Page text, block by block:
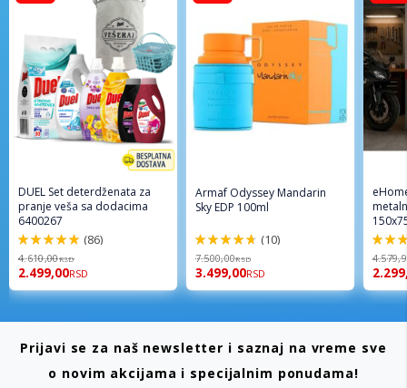
DUEL Set deterdženata za
pranje veša sa dodacima
6400267
98%
(86)
4.610,00RSD
2.499,00RSD
Armaf Odyssey Mandarin
Sky EDP 100ml
94%
(10)
7.500,00RSD
3.499,00RSD
96%
Prijavi se za naš newsletter i saznaj na vreme sve
o novim akcijama i specijalnim ponudama!